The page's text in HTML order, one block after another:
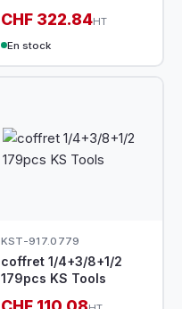
CHF 322.84HT
En stock
KST-917.0779
coffret 1/4+3/8+1/2
179pcs KS Tools